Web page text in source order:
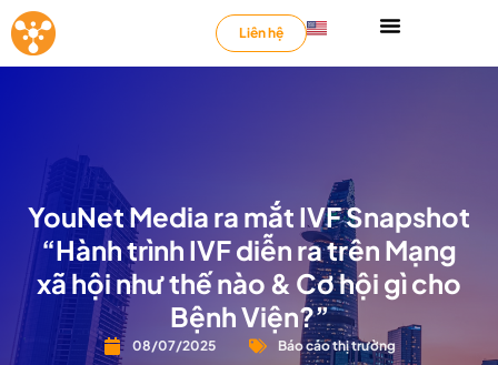
Liên hệ
YouNet Media ra mắt IVF Snapshot
“Hành trình IVF diễn ra trên Mạng
xã hội như thế nào & Cơ hội gì cho
Bệnh Viện?”
08/07/2025 Báo cáo thị trường